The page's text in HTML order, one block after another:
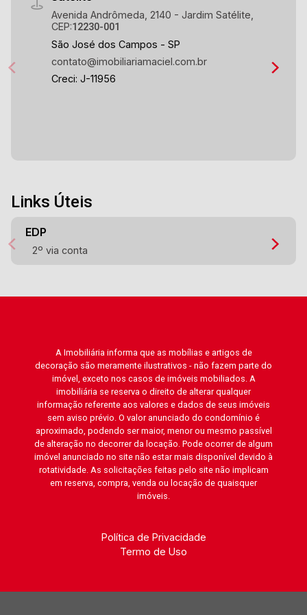
dorms.: 35,27m² - 9 unidades adaptáveis Se
solicitada a adaptação, a unidade passa a ter 1
dormitório. Aptos. 701, 702 e 713 da torre 01 e
aptos. 801, 802 e 813 das torres 02 e 03.
Avenida Andrômeda, 2140 - Jardim Satélite,
CEP:12230-001
São José dos Campos - SP
contato@imobiliariamaciel.com.br
Creci: J-11956
Links Úteis
EDP
2º via conta
A Imobiliária informa que as mobílias e artigos de
decoração são meramente ilustrativos - não fazem parte do
imóvel, exceto nos casos de imóveis mobiliados. A
imobiliária se reserva o direito de alterar qualquer
informação referente aos valores e dados de seus imóveis
sem aviso prévio. O valor anunciado do condomínio é
aproximado, podendo ser maior, menor ou mesmo passível
de alteração no decorrer da locação. Pode ocorrer de algum
imóvel anunciado no site não estar mais disponível devido à
rotatividade. As solicitações feitas pelo site não implicam
em reserva, compra, venda ou locação de quaisquer
imóveis.
Política de Privacidade
Termo de Uso